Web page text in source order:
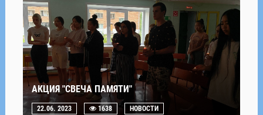
АКЦИЯ "СВЕЧА ПАМЯТИ"
22.06. 2023 1638 НОВОСТИ